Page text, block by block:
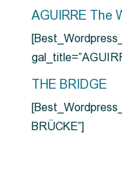
AGUIRRE The
THE BRIDGE
BRÜCKE”]